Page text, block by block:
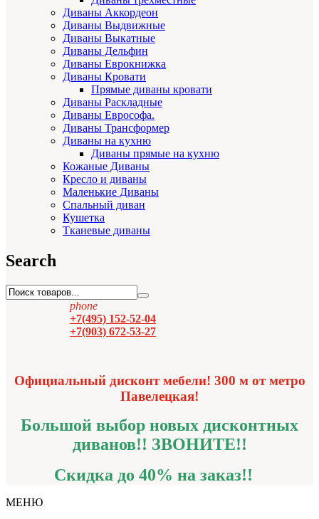
Диваны Аккордеон
Диваны Выдвижные
Диваны Выкатные
Диваны Дельфин
Диваны Еврокнижка
Диваны Кровати
Прямые диваны кровати
Диваны Раскладные
Диваны Еврософа.
Диваны Трансформер
Диваны на кухню
Диваны прямые на кухню
Кожаные Диваны
Кресло и диваны
Маленькие Диваны
Спальный диван
Кушетка
Тканевые диваны
Search
phone
+7(495) 152-52-04
+7(903) 672-53-27
Официальный дисконт мебели! 300 м от метро
Павелецкая!
Большой выбор новых дисконтных
диванов!! ЗВОНИТЕ!!
Скидка до 40% на заказ!!
МЕНЮ